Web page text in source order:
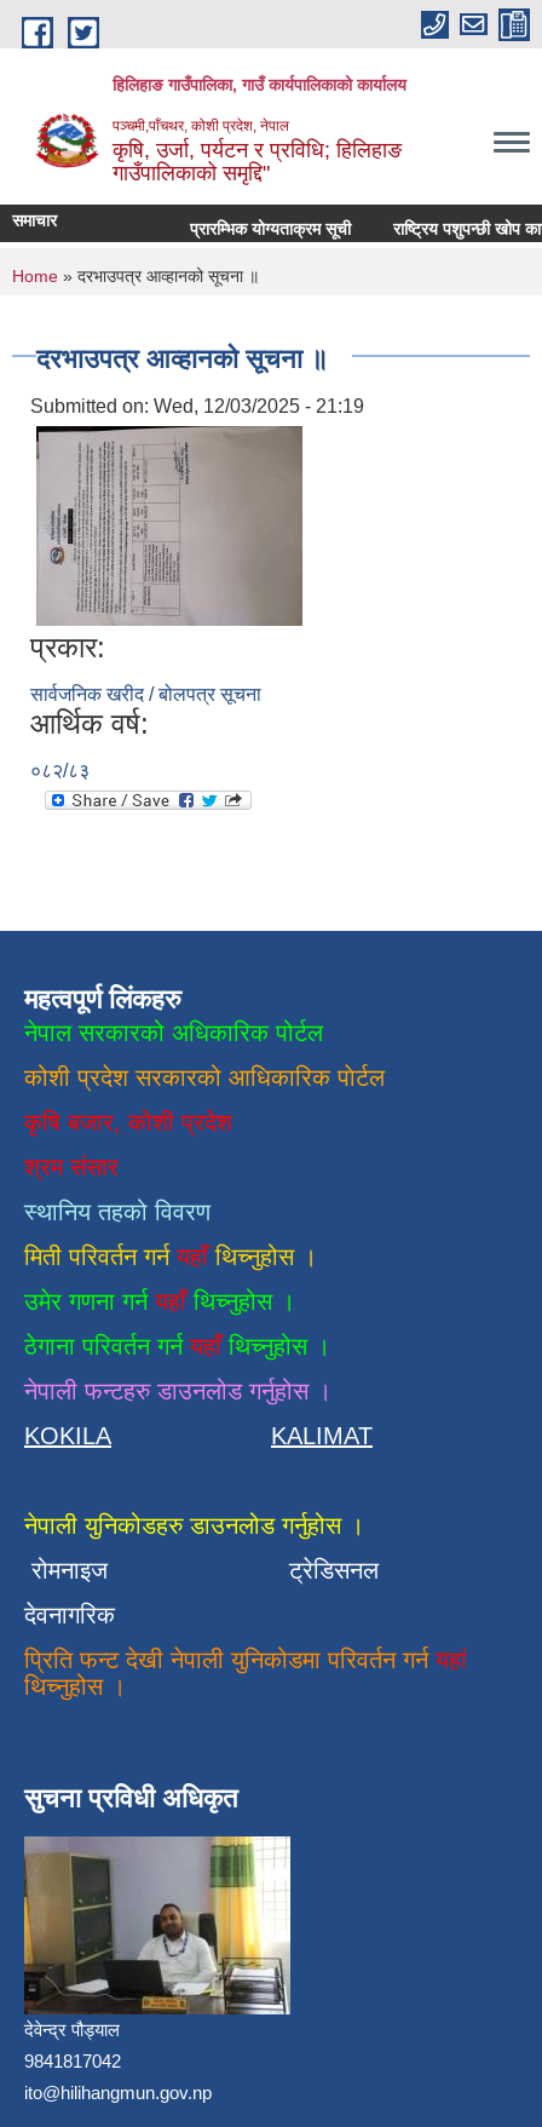
Skip to main content
हिलिहाङ गाउँपालिका, गाउँ कार्यपालिकाको कार्यालय
पञ्चमी,पाँचथर, कोशी प्रदेश, नेपाल
कृषि, उर्जा, पर्यटन र प्रविधि; हिलिहाङ
गाउँपालिकाको समृद्दि"
समाचार प्रारम्भिक योग्यताक्रम सूची राष्ट्रिय पशुपन्छी खोप
You are here
Home » दरभाउपत्र आव्हानको सूचना ॥
दरभाउपत्र आव्हानको सूचना ॥
Submitted on: Wed, 12/03/2025 - 21:19
प्रकार:
सार्वजनिक खरीद / बोलपत्र सूचना
आर्थिक वर्ष:
०८२/८३
महत्वपूर्ण लिंकहरु
नेपाल सरकारको अधिकारिक पोर्टल
कोशी प्रदेश सरकारको आधिकारिकपाेर्टल
कृषि बजार, कोशी प्रदेश
श्रम संसार
स्थानिय तहको विवरण
मिती परिवर्तन गर्न यहाँ थिच्नुहोस ।
उमेर गणना गर्नयहाँथिच्नुहोस ।
ठेगाना परिवर्तन गर्नयहाँ थिच्नुहोस ।
नेपाली फन्टहरु डाउनलोड गर्नुहोस ।
KOKILA
KALIMAT
नेपाली युनिकोडहरु डाउनलोड गर्नुहोस ।
रोमनाइज
ट्रेडिसनल
देवनागरिक
प्रिति फन्ट देखी नेपाली युनिकोडमा परिवर्तन गर्न यहां
थिच्नुहोस ।
सुचना प्रविधी अधिकृत
देवेन्द्र पौड्याल
9841817042
ito@hilihangmun.gov.np